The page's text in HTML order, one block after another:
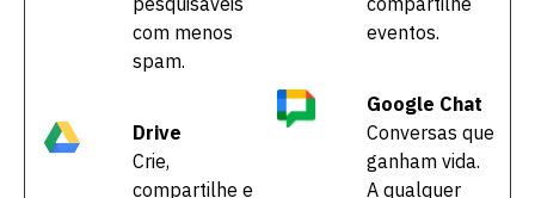
com menos
spam.
Drive
Crie,
compartilhe e
eventos.
Google Chat
Conversas que
ganham vida.
A qualquer